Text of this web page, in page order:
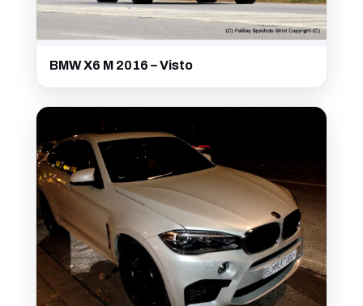
BMW X6 M 2016 – Visto